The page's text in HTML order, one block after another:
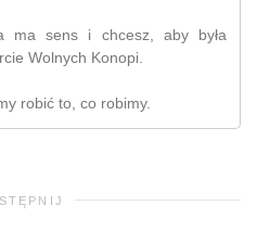
ma sens i chcesz, aby była
Wolnych Konopi.
robić to, co robimy.